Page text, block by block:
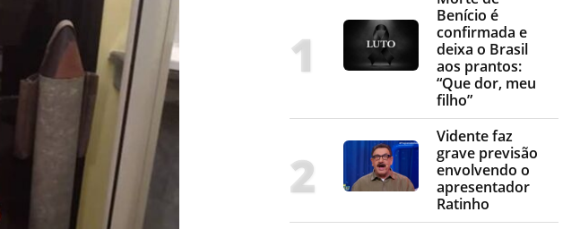
Benício é
confirmada e
deixa o Brasil
aos prantos:
“Que dor, meu
filho”
Vidente faz
grave previsão
envolvendo o
apresentador
Ratinho